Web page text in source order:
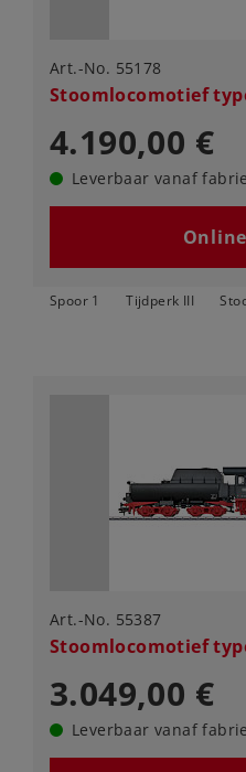
Art.-No. 55178
Stoomlocomotief
4.190,00 €
Leverbaar vanaf
Spoor 1 Tijdperk III
Art.-No. 55387
Stoomlocomotief
3.049,00 €
Leverbaar vanaf